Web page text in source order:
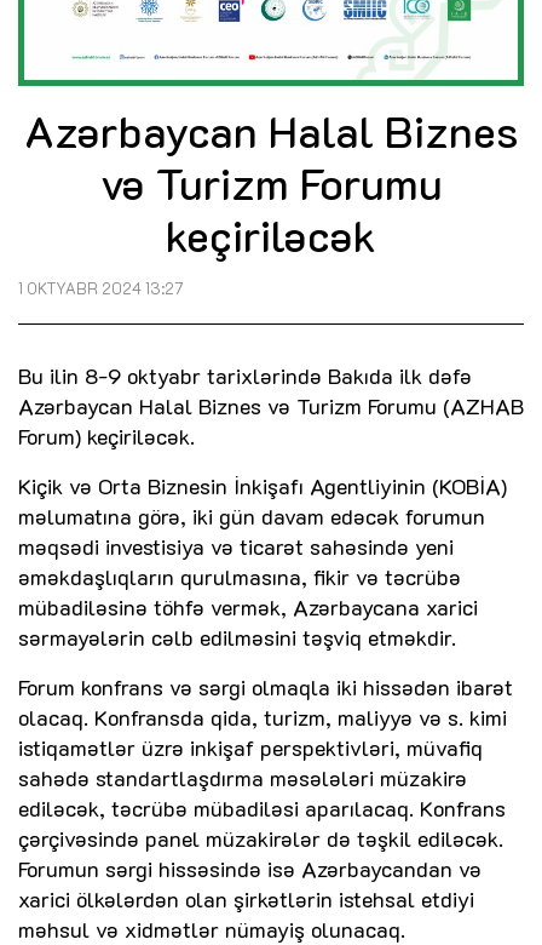
Azərbaycan Halal Biznes
və Turizm Forumu
keçiriləcək
1 OKTYABR 2024 13:27
Bu ilin 8-9 oktyabr tarixlərində Bakıda ilk dəfə
Azərbaycan Halal Biznes və Turizm Forumu (AZHAB
Forum) keçiriləcək.
Kiçik və Orta Biznesin İnkişafı Agentliyinin (KOBİA)
məlumatına görə, iki gün davam edəcək forumun
məqsədi investisiya və ticarət sahəsində yeni
əməkdaşlıqların qurulmasına, fikir və təcrübə
mübadiləsinə töhfə vermək, Azərbaycana xarici
sərmayələrin cəlb edilməsini təşviq etməkdir.
Forum konfrans və sərgi olmaqla iki hissədən ibarət
olacaq. Konfransda qida, turizm, maliyyə və s. kimi
istiqamətlər üzrə inkişaf perspektivləri, müvafiq
sahədə standartlaşdırma məsələləri müzakirə
ediləcək, təcrübə mübadiləsi aparılacaq. Konfrans
çərçivəsində panel müzakirələr də təşkil ediləcək.
Forumun sərgi hissəsində isə Azərbaycandan və
xarici ölkələrdən olan şirkətlərin istehsal etdiyi
məhsul və xidmətlər nümayiş olunacaq.